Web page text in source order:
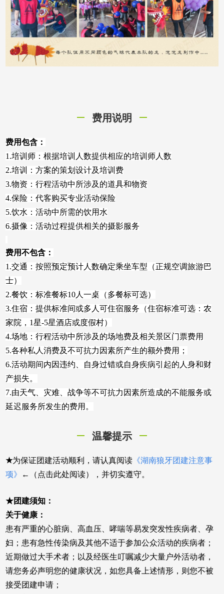
费用说明
费用包含：
1.培训师：根据培训 人数提供相应的培训师人数
2.培训：方案的策划设计及培训费
3.物资：行程活动中所涉及的道具和物资
4.保险：代客购买专业活动保险
5.饮水：活动中所需的饮用水
6.摄像：活动过程提供相关的摄影服务
费用不包含：
1.交通：按照预定预计人数确定乘坐车型（正规空调旅游巴
士）
2.餐饮：标准餐标10人一桌（多餐标可选）
3.住宿：提供标准间或多人可住宿服务（住宿标准可选：农
家院，1星-5星酒店或度假村）
4.场地：行程活动中所涉及的场地费及相关景区门票费用
5.各种私人消费及不可抗力因素所产生的额外费用；
6.活动期间内因违约、自身过错或自身疾病引起的人身和财
产损失。
7.由天气、灾难、战争等不可抗力因素所造成的不能服务或
延迟服务所发生的费用。
温馨提示
★为保证团建活动顺利，请认真阅读 《湖南狼牙团建注意事
项》
←（点击此处阅读），并切实遵守。
★团建须知：
关于健康：
患有严重的心脏病、高血压、哮喘等易发突发性疾病者、孕
妇；患有急性传染病及其他不适于参加公众活动的疾病者；
近期做过大手术者；以及经医生叮嘱减少大量户外活动者，
请您务必声明您的健康状况，如您具备上述情形，则您不被
接受团建申请；